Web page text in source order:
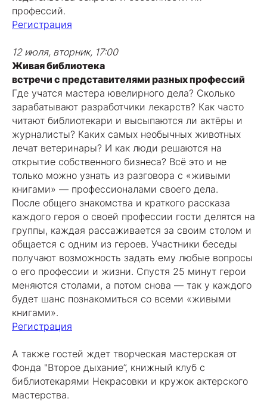
профессий.
Регистрация
12 июля, вторник, 17:00
Живая библиотека
встречи с представителями разных профессий
Где учатся мастера ювелирного дела? Сколько
зарабатывают разработчики лекарств? Как часто
читают библиотекари и высыпаются ли актёры и
журналисты? Каких самых необычных животных
лечат ветеринары? И как люди решаются на
открытие собственного бизнеса? Всё это и не
только можно узнать из разговора с «живыми
книгами» — профессионалами своего дела.
После общего знакомства и краткого рассказа
каждого героя о своей профессии гости делятся на
группы, каждая рассаживается за своим столом и
общается с одним из героев. Участники беседы
получают возможность задать ему любые вопросы
о его профессии и жизни. Спустя 25 минут герои
меняются столами, а потом снова — так у каждого
будет шанс познакомиться со всеми «живыми
книгами».
Регистрация
А также гостей ждет творческая мастерская от
Фонда "Второе дыхание”, книжный клуб с
библиотекарями Некрасовки и кружок актерского
мастерства.